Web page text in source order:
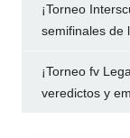
¡Torneo
semifinales de
¡Torneo fv
veredictos y